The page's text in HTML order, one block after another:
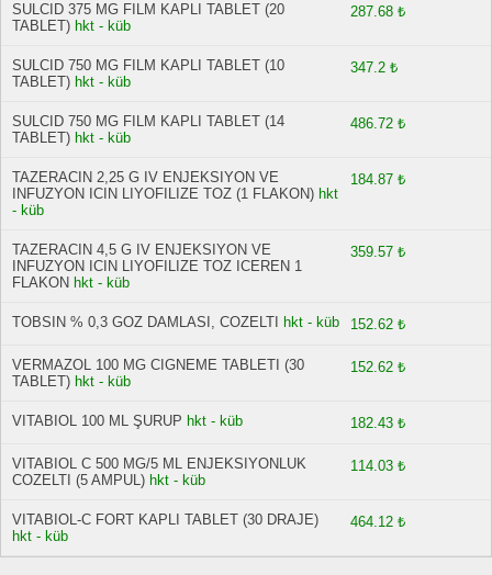
SULCID 375 MG FILM KAPLI TABLET (20
TABLET) hkt - küb
287.68 ₺
SULCID 750 MG FILM KAPLI TABLET (10
TABLET) hkt - küb
347.2 ₺
SULCID 750 MG FILM KAPLI TABLET (14
TABLET) hkt - küb
486.72 ₺
TAZERACIN 2,25 G IV ENJEKSIYON VE
INFUZYON ICIN LIYOFILIZE TOZ (1 FLAKON) hkt
- küb
184.87 ₺
TAZERACIN 4,5 G IV ENJEKSIYON VE
INFUZYON ICIN LIYOFILIZE TOZ ICEREN 1
FLAKON hkt - küb
359.57 ₺
TOBSIN % 0,3 GOZ DAMLASI, COZELTI hkt - küb 152.62 ₺
VERMAZOL 100 MG CIGNEME TABLETI (30
TABLET) hkt - küb
152.62 ₺
VITABIOL 100 ML ŞURUP hkt - küb 182.43 ₺
VITABIOL C 500 MG/5 ML ENJEKSIYONLUK
COZELTI (5 AMPUL) hkt - küb
114.03 ₺
VITABIOL-C FORT KAPLI TABLET (30 DRAJE)
hkt - küb
464.12 ₺